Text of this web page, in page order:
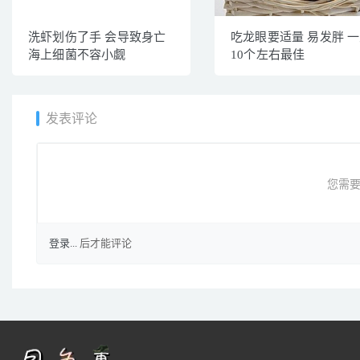
洗虾划伤了手 会导致身亡
海上细菌不容小觑
吃龙眼要适量 易发胖
10个左右最佳
发表评论
您需
登录... 后才能评论